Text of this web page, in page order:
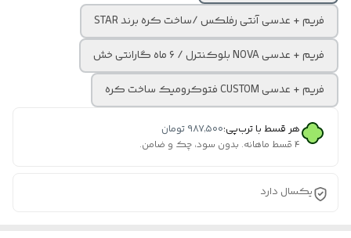
فریم + عدسی آنتی رفلکس /ساخت کره برند STAR
فریم + عدسی NOVA بلوکنترل / ۶ ماه گارانتی خش
فریم + عدسی CUSTOM فتوکرومیک ساخت کره
هر قسط با ترب‌پی:۹۸۷٬۵۰۰ تومان
۴ قسط ماهانه. بدون سود، چک و ضامن.
یکسال دارد